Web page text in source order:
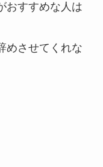
おすすめな人は
めさせてくれな